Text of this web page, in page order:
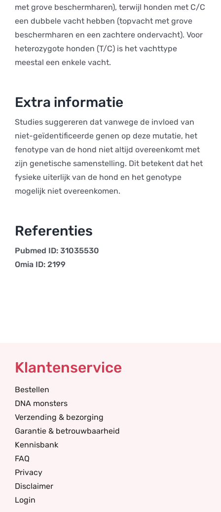
met grove beschermharen), terwijl honden met C/C
een dubbele vacht hebben (topvacht met grove
beschermharen en een zachtere ondervacht). Voor
heterozygote honden (T/C) is het vachttype
meestal een enkele vacht.
Extra informatie
Studies suggereren dat vanwege de invloed van
niet-geïdentificeerde genen op deze mutatie, het
fenotype van de hond niet altijd overeenkomt met
zijn genetische samenstelling. Dit betekent dat het
fysieke uiterlijk van de hond en het genotype
mogelijk niet overeenkomen.
Referenties
Pubmed ID: 31035530
Omia ID: 2199
Klantenservice
Bestellen
DNA monsters
Verzending & bezorging
Garantie & betrouwbaarheid
Kennisbank
FAQ
Privacy
Disclaimer
Login